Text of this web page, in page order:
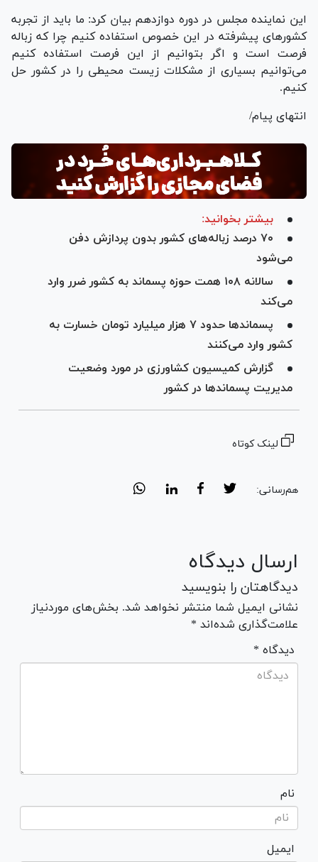
این نماینده مجلس در دوره دوازدهم بیان کرد: ما باید از تجربه
کشور‌های پیشرفته در این خصوص استفاده کنیم چرا که زباله
فرصت است و اگر بتوانیم از این فرصت استفاده کنیم
می‌توانیم بسیاری از مشکلات زیست محیطی را در کشور حل
کنیم.
انتهای پیام/
بیشتر بخوانید:
۷۰ درصد زباله‌های کشور بدون پردازش دفن
می‌شود
سالانه ۱۰۸ همت حوزه پسماند به کشور ضرر وارد
می‌کند
پسماند‌ها حدود ۷ هزار میلیارد تومان خسارت به
کشور وارد می‌کنند
گزارش کمیسیون کشاورزی در مورد وضعیت
مدیریت پسماند‌ها در کشور
لینک کوتاه
هم‌رسانی:
ارسال دیدگاه
دیدگاهتان را بنویسید
نشانی ایمیل شما منتشر نخواهد شد. بخش‌های موردنیاز
علامت‌گذاری شده‌اند *
* دیدگاه
نام
ایمیل